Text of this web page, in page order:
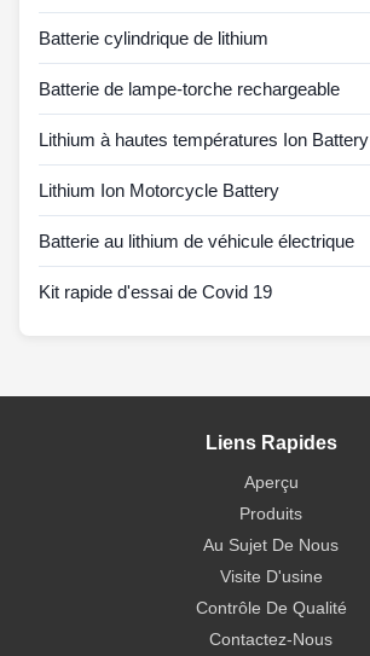
Batterie cylindrique de lithium
Batterie de lampe-torche rechargeable
Lithium à hautes températures Ion Battery
Lithium Ion Motorcycle Battery
Batterie au lithium de véhicule électrique
Kit rapide d'essai de Covid 19
Liens Rapides
Aperçu
Produits
Au Sujet De Nous
Visite D'usine
Contrôle De Qualité
Contactez-Nous